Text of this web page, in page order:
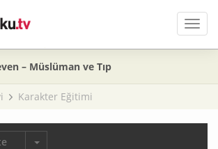
Menü
– Müslüman ve Tıp
Karakter Eğitimi